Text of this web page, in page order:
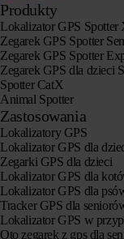
Produkty
Lokalizator GPS Spotter
Zegarek GPS Spotter
Zegarek GPS Spotter
Zegarek GPS dla dzieci
Spotter CatX
Animal Spotter
Zastosowania
Lokalizatory GPS
Lokalizator GPS dla
Zegarki GPS dla dzieci
Lokalizator GPS dla
Lokalizator GPS dla
Tracker GPS dla
Lokalizator GPS w
Oto zegarek z gps dla